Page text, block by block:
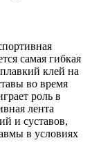
самая гибкая
клей на
во время
роль в
лента
и суставов,
в условиях